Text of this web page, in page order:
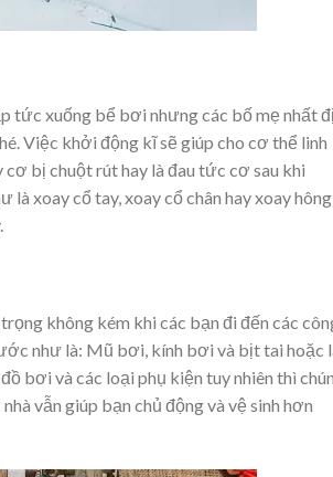
tức xuống bể bơi nhưng các bố mẹ nhất
Việc khởi động kĩ sẽ giúp cho cơ thể linh
bị chuột rút hay là đau tức cơ sau khi
xoay cổ tay, xoay cổ chân hay xoay
không kém khi các bạn đi đến các
như là: Mũ bơi, kính bơi và bịt tai hoặc
bơi và các loại phụ kiện tuy nhiên thì
vẫn giúp bạn chủ động và vệ sinh hơn